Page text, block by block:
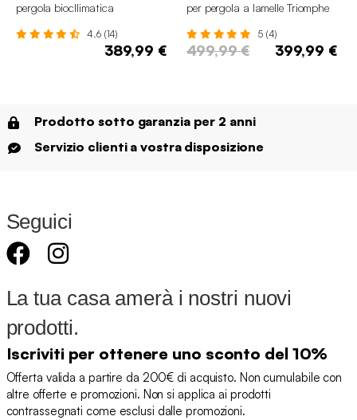
pergola biocllimatica
4.6 (14)
389,99 €
per pergola a lamelle Triomphe
5 (4)
499,99 € 399,99 €
Prodotto sotto garanzia per 2 anni
Servizio clienti a vostra disposizione
Seguici
La tua casa amerà i nostri nuovi
prodotti.
Iscriviti per ottenere uno sconto del 10%
Offerta valida a partire da 200€ di acquisto. Non cumulabile con
altre offerte e promozioni. Non si applica ai prodotti
contrassegnati come esclusi dalle promozioni.